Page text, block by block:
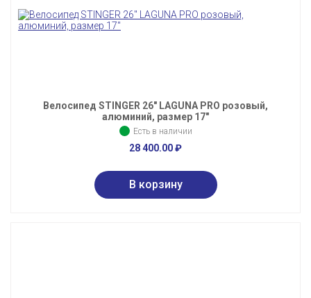
Велосипед STINGER 26" LAGUNA PRO розовый,
алюминий, размер 17"
Есть в наличии
28 400.00₽